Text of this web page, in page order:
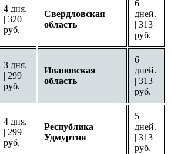
4 дня.
| 320
руб.
Свердловская
область
6
дней.
| 313
руб.
3 дня.
| 299
руб.
Ивановская
область
6
дней.
| 313
руб.
4 дня.
| 299
руб.
Республика
Удмуртия
5
дней.
| 313
руб.